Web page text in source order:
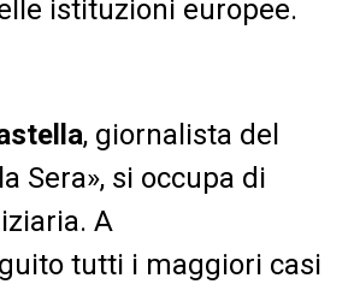
istituzioni europee.
, giornalista del
Sera», si occupa di
A
tutti i maggiori casi